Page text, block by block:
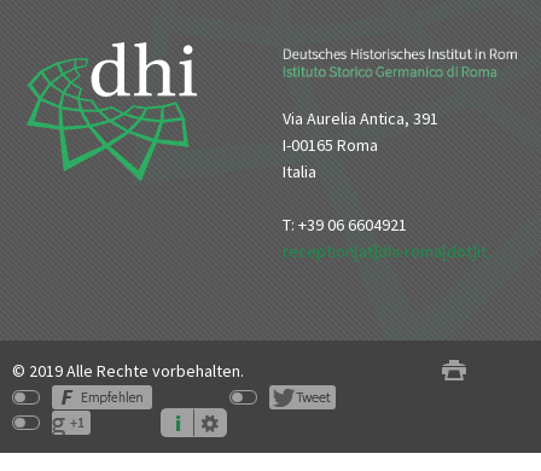
Via Aurelia Antica, 391
I-00165 Roma
Italia
T: +39 06 6604921
reception[at]dhi-roma[dot]it
© 2019 Alle Rechte vorbehalten.